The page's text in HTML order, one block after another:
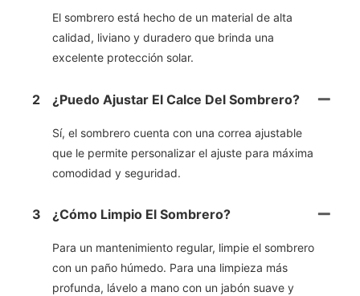
El sombrero está hecho de un material de alta
calidad, liviano y duradero que brinda una
excelente protección solar.
2 ¿Puedo Ajustar El Calce Del Sombrero?
Sí, el sombrero cuenta con una correa ajustable
que le permite personalizar el ajuste para máxima
comodidad y seguridad.
3 ¿Cómo Limpio El Sombrero?
Para un mantenimiento regular, limpie el sombrero
con un paño húmedo. Para una limpieza más
profunda, lávelo a mano con un jabón suave y